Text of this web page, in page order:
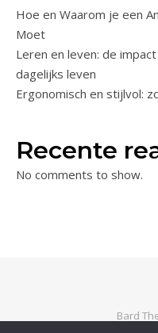
Hoe en Waarom je een
Moet
Leren en leven: de
dagelijks leven
Ergonomisch en stijlvol:
Recente
No comments to show.
Bard